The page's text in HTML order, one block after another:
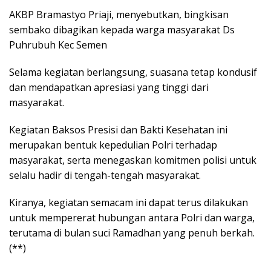
AKBP Bramastyo Priaji, menyebutkan, bingkisan
sembako dibagikan kepada warga masyarakat Ds
Puhrubuh Kec Semen
Selama kegiatan berlangsung, suasana tetap kondusif
dan mendapatkan apresiasi yang tinggi dari
masyarakat.
Kegiatan Baksos Presisi dan Bakti Kesehatan ini
merupakan bentuk kepedulian Polri terhadap
masyarakat, serta menegaskan komitmen polisi untuk
selalu hadir di tengah-tengah masyarakat.
Kiranya, kegiatan semacam ini dapat terus dilakukan
untuk mempererat hubungan antara Polri dan warga,
terutama di bulan suci Ramadhan yang penuh berkah.
(**)